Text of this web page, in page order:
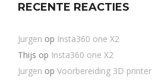
RECENTE REACTIES
Jurgen op Insta360 one X2
Thijs op Insta360 one X2
Jurgen op Voorbereiding 3D printer